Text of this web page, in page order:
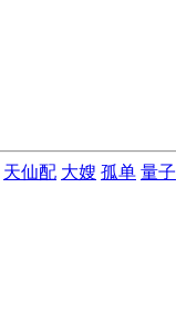
天仙配 大嫂 孤单 量子